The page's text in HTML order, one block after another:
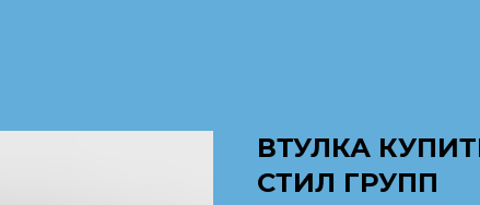
ВТУЛКА
СТИЛ ГРУПП